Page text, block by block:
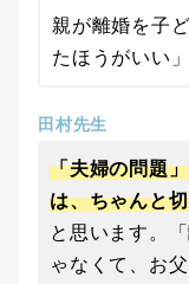
親が離婚を子
たほうがいい
田村先生
「夫婦の問題
は、ちゃんと
と思います。
ゃなくて、お